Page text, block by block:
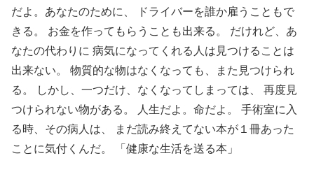
だよ。あなたのために、 ドライバーを誰か雇うこともで
きる。 お金を作ってもらうことも出来る。 だけれど、あ
なたの代わりに 病気になってくれる人は見つけることは
出来ない。 物質的な物はなくなっても、また見つけられ
る。 しかし、一つだけ、なくなってしまっては、 再度見
つけられない物がある。 人生だよ。命だよ。 手術室に入
る時、その病人は、 まだ読み終えてない本が１冊あった
ことに気付くんだ。 「健康な生活を送る本」